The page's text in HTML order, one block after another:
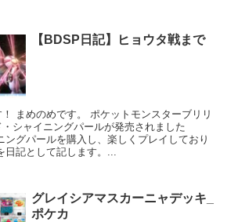
【BDSP日記】ヒョウタ戦まで
まめのめです。 ポケットモンスターブリリ
シャイニングパールが発売されました
ングパールを購入し、楽しくプレイしており
日記として記します。...
グレイシアマスカーニャデッキ_
ポケカ